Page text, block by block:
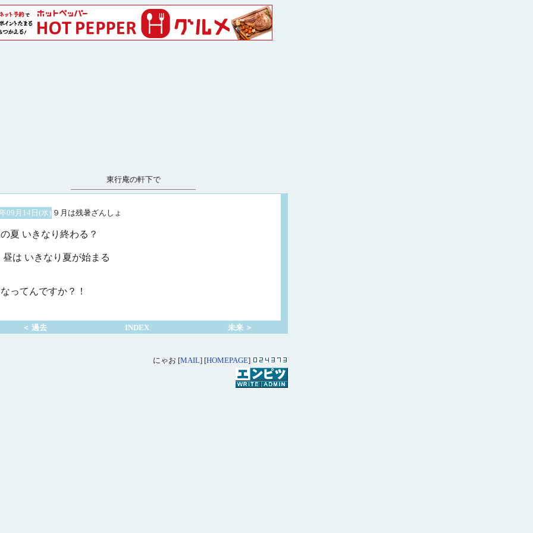
東行庵の軒下で
09月14日(水) ９月は残暑ざんしょ
夏 いきなり終わる？
昼は いきなり夏が始まる
ってんですか？！
＜ 過去 INDEX 未来 ＞
にゃお [MAIL] [HOMEPAGE]